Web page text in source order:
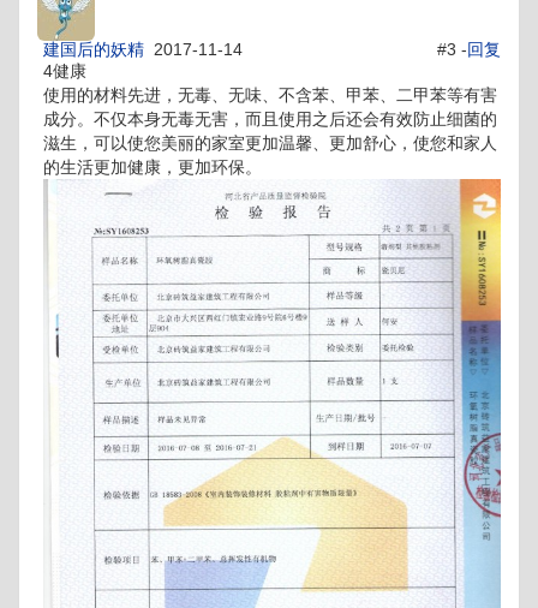
建国后的妖精 2017-11-14 #3 -回复
4健康
使用的材料先进，无毒、无味、不含苯、甲苯、二甲苯等有害
成分。不仅本身无毒无害，而且使用之后还会有效防止细菌的
滋生，可以使您美丽的家室更加温馨、更加舒心，使您和家人
的生活更加健康，更加环保。